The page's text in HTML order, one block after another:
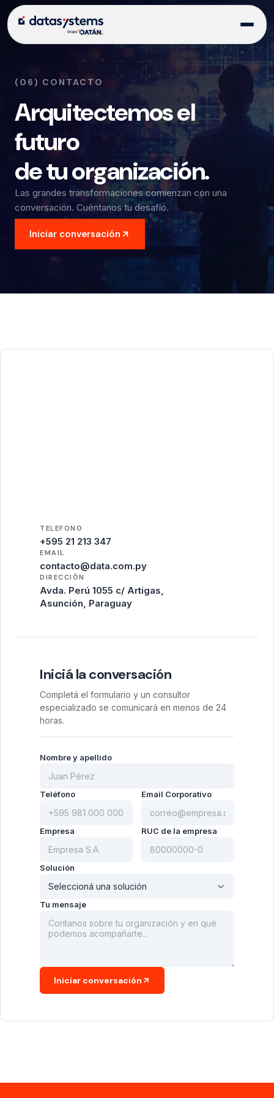
(06) CONTACTO
Arquitectemos el
futuro
de tu organización.
Las grandes transformaciones comienzan con una
conversación. Cuéntanos tu desafío.
Iniciar conversación
TELEFONO
+595 21 213 347
EMAIL
contacto@data.com.py
DIRECCIÓN
Avda. Perú 1055 c/ Artigas,
Asunción, Paraguay
Iniciá la conversación
Completá el formulario y un consultor
especializado se comunicará en menos de 24
horas.
Nombre y apellido
Teléfono Email Corporativo
Empresa RUC de la empresa
Solución
Tu mensaje
Iniciar conversación